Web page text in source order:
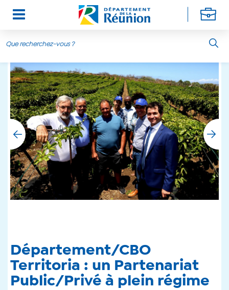
Aller au contenu principal
Département/CBO
Territoria : un Partenariat
Public/Privé à plein régime